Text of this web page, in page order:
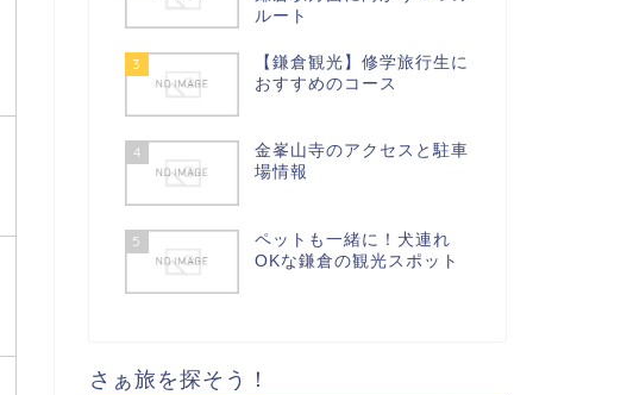
ルート
3
【鎌倉観光】修学旅行生に
おすすめのコース
4
金峯山寺のアクセスと駐車
場情報
5
ペットも一緒に！犬連れ
OKな鎌倉の観光スポット
さぁ旅を探そう！